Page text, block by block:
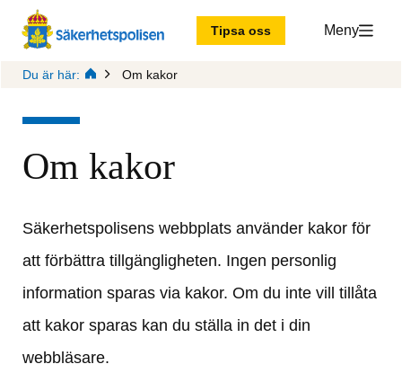
Tipsa oss Meny
Du är här: Om kakor
Om kakor
Säkerhetspolisens webbplats använder kakor för
att förbättra tillgängligheten. Ingen personlig
information sparas via kakor. Om du inte vill tillåta
att kakor sparas kan du ställa in det i din
webbläsare.